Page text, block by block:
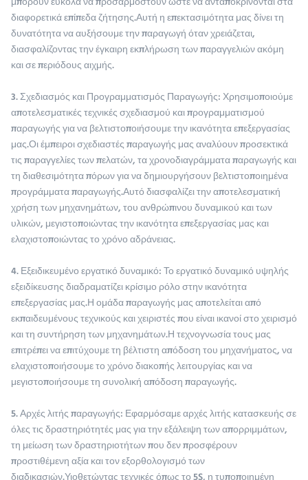
διαφορετικά επίπεδα ζήτησης.Αυτή η επεκτασιμότητα μας δίνει τη
δυνατότητα να αυξήσουμε την παραγωγή όταν χρειάζεται,
διασφαλίζοντας την έγκαιρη εκπλήρωση των παραγγελιών ακόμη
και σε περιόδους αιχμής.
3. Σχεδιασμός και Προγραμματισμός Παραγωγής: Χρησιμοποιούμε
αποτελεσματικές τεχνικές σχεδιασμού και προγραμματισμού
παραγωγής για να βελτιστοποιήσουμε την ικανότητα επεξεργασίας
μας.Οι έμπειροι σχεδιαστές παραγωγής μας αναλύουν προσεκτικά
τις παραγγελίες των πελατών, τα χρονοδιαγράμματα παραγωγής και
τη διαθεσιμότητα πόρων για να δημιουργήσουν βελτιστοποιημένα
προγράμματα παραγωγής.Αυτό διασφαλίζει την αποτελεσματική
χρήση των μηχανημάτων, του ανθρώπινου δυναμικού και των
υλικών, μεγιστοποιώντας την ικανότητα επεξεργασίας μας και
ελαχιστοποιώντας το χρόνο αδράνειας.
4. Εξειδικευμένο εργατικό δυναμικό: Το εργατικό δυναμικό υψηλής
εξειδίκευσης διαδραματίζει κρίσιμο ρόλο στην ικανότητα
επεξεργασίας μας.Η ομάδα παραγωγής μας αποτελείται από
εκπαιδευμένους τεχνικούς και χειριστές που είναι ικανοί στο χειρισμό
και τη συντήρηση των μηχανημάτων.Η τεχνογνωσία τους μας
επιτρέπει να επιτύχουμε τη βέλτιστη απόδοση του μηχανήματος, να
ελαχιστοποιήσουμε το χρόνο διακοπής λειτουργίας και να
μεγιστοποιήσουμε τη συνολική απόδοση παραγωγής.
5. Αρχές λιτής παραγωγής: Εφαρμόσαμε αρχές λιτής κατασκευής σε
όλες τις δραστηριότητές μας για την εξάλειψη των απορριμμάτων,
τη μείωση των δραστηριοτήτων που δεν προσφέρουν
προστιθέμενη αξία και τον εξορθολογισμό των